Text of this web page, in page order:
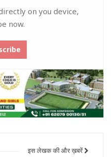
on you device,
now.
इस लेखक की और ख़बरें